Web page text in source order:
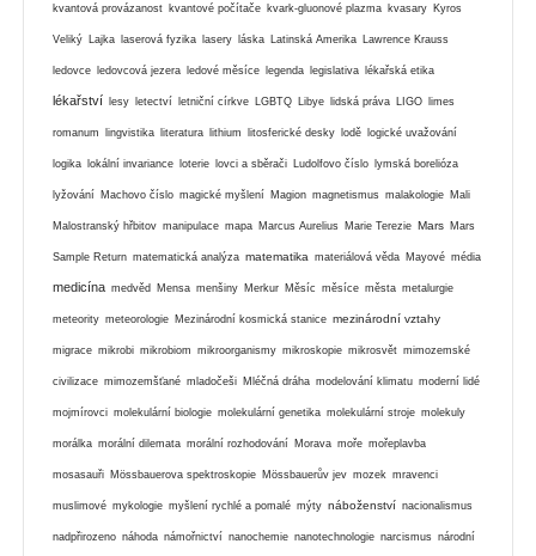
kvantová provázanost kvantové počítače kvark-gluonové plazma kvasary Kyros
Veliký Lajka laserová fyzika lasery láska Latinská Amerika Lawrence Krauss
ledovce ledovcová jezera ledové měsíce legenda legislativa lékařská etika
lékařství lesy letectví letniční církve LGBTQ Libye lidská práva LIGO limes
romanum lingvistika literatura lithium litosferické desky lodě logické uvažování
logika lokální invariance loterie lovci a sběrači Ludolfovo číslo lymská borelióza
lyžování Machovo číslo magické myšlení Magion magnetismus malakologie Mali
Malostranský hřbitov manipulace mapa Marcus Aurelius Marie Terezie Mars Mars
Sample Return matematická analýza matematika materiálová věda Mayové média
medicína medvěd Mensa menšiny Merkur Měsíc měsíce města metalurgie
meteority meteorologie Mezinárodní kosmická stanice mezinárodní vztahy
migrace mikrobi mikrobiom mikroorganismy mikroskopie mikrosvět mimozemské
civilizace mimozemšťané mladočeši Mléčná dráha modelování klimatu moderní lidé
mojmírovci molekulární biologie molekulární genetika molekulární stroje molekuly
morálka morální dilemata morální rozhodování Morava moře mořeplavba
mosasauři Mössbauerova spektroskopie Mössbauerův jev mozek mravenci
muslimové mykologie myšlení rychlé a pomalé mýty náboženství nacionalismus
nadpřirozeno náhoda námořnictví nanochemie nanotechnologie narcismus národní